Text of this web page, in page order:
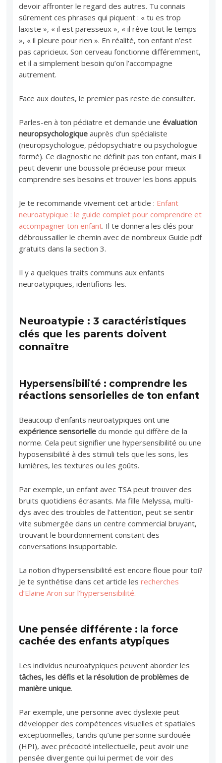
devoir affronter le regard des autres. Tu connais
sûrement ces phrases qui piquent : « tu es trop
laxiste », « il est paresseux », « il rêve tout le temps
», « il pleure pour rien ». En réalité, ton enfant n’est
pas capricieux. Son cerveau fonctionne différemment,
et il a simplement besoin qu’on l’accompagne
autrement.
Face aux doutes, le premier pas reste de consulter.
Parles-en à ton pédiatre et demande uneévaluation
neuropsychologique auprès d’un spécialiste
(neuropsychologue, pédopsychiatre ou psychologue
formé). Ce diagnostic ne définit pas ton enfant, mais il
peut devenir une boussole précieuse pour mieux
comprendre ses besoins et trouver les bons appuis.
Je te recommande vivement cet article : Enfant
neuroatypique : le guide complet pour comprendre et
accompagner ton enfant. Il te donnera les clés pour
débroussailler le chemin avec de nombreux Guide pdf
gratuits dans la section 3.
Il y a quelques traits communs aux enfants
neuroatypiques, identifions-les.
Neuroatypie : 3 caractéristiques
clés que les parents doivent
connaître
Hypersensibilité : comprendre les
réactions sensorielles de ton enfant
Beaucoup d’enfants neuroatypiques ont une
expérience sensorielledu monde qui diffère de la
norme. Cela peut signifier une hypersensibilité ou une
hyposensibilité à des stimuli tels que les sons, les
lumières, les textures ou les goûts.
Par exemple, un enfant avec TSA peut trouver des
bruits quotidiens écrasants. Ma fille Melyssa, multi-
dys avec des troubles de l’attention, peut se sentir
vite submergée dans un centre commercial bruyant,
trouvant le bourdonnement constant des
conversations insupportable.
La notion d’hypersensibilité est encore floue pour toi?
Je te synthétise dans cet article lesrecherches
d’Elaine Aron sur l’hypersensibilité.
Une pensée différente : la force
cachée des enfants atypiques
Les individus neuroatypiques peuvent aborder les
tâches, les défis et la résolution de problèmes de
manière unique.
Par exemple, une personne avec dyslexie peut
développer des compétences visuelles et spatiales
exceptionnelles, tandis qu’une personne surdouée
(HPI), avec précocité intellectuelle, peut avoir une
pensée divergente qui lui permet de voir des